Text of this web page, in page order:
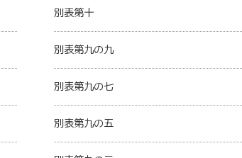
別表第十
別表第九の九
別表第九の七
別表第九の五